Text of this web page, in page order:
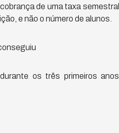
de uma taxa semestral
e não o número de alunos.
os três primeiros anos